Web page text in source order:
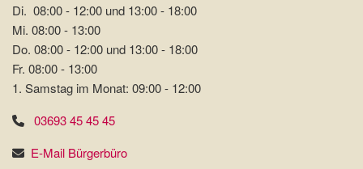
Di. 08:00 - 12:00 und 13:00 - 18:00
Mi. 08:00 - 13:00
Do. 08:00 - 12:00 und 13:00 - 18:00
Fr. 08:00 - 13:00
1. Samstag im Monat: 09:00 - 12:00
03693 45 45 45
E-Mail Bürgerbüro